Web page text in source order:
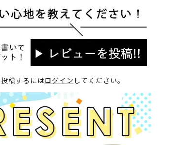
稿するにはログイン してください。